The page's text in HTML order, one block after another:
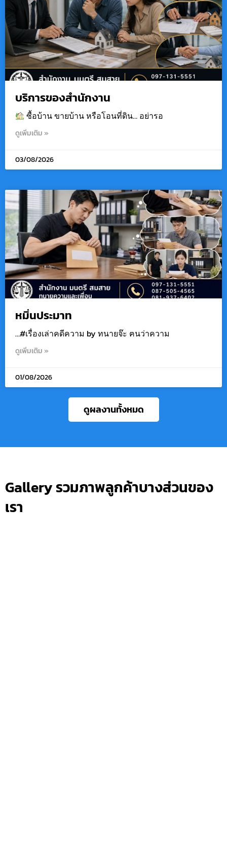
บริการของสำนักงาน
ซื้อบ้าน ขายบ้าน หรือโอนที่ดิน… อย่ารอ
ดูเพิ่มเติม »
03/08/2026
หมิ่นประมาท
…#เรื่องเล่าคดีความ by ทนายจ๊ะ ฅนว่าความ
ดูเพิ่มเติม »
01/08/2026
ดูผลงานทั้งหมด
Gallery รวมภาพลูกค้าบางส่วนของ
เรา